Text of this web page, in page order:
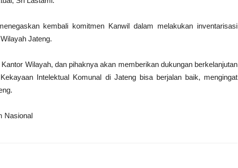
kembali komitmen Kanwil dalam melakukan inventarisasi
Jateng.
Wilayah, dan pihaknya akan memberikan dukungan berkelanjutan
Intelektual Komunal di Jateng bisa berjalan baik, mengingat
Nasional